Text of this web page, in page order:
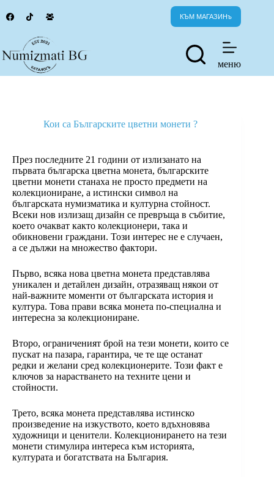
to
КЪМ МАГАЗИНъ
меню
Кои са Българските цветни монети ?
През последните 21 години от излизанато на
първата българска цветна монета, българските
цветни монети станаха не просто предмети на
колекциониране, а истински символ на
българската нумизматика и културна стойност.
Всеки нов излизащ дизайн се превръща в събитие,
което очакват както колекционери, така и
обикновени граждани. Този интерес не е случаен,
а се дължи на множество фактори.
Първо, всяка нова цветна монета представлява
уникален и детайлен дизайн, отразяващ някои от
най-важните моменти от българската история и
култура. Това прави всяка монета по-специална и
интересна за колекциониране.
Второ, ограниченият брой на тези монети, които се
пускат на пазара, гарантира, че те ще останат
редки и желани сред колекционерите. Този факт е
ключов за нарастването на техните цени и
стойности.
Трето, всяка монета представлява истинско
произведение на изкуството, което вдъхновява
художници и ценители. Колекционирането на тези
монети стимулира интереса към историята,
културата и богатствата на България.